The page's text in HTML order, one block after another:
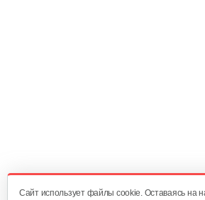
1 599 руб
Cайт использует файлы cookie. Оставаясь на